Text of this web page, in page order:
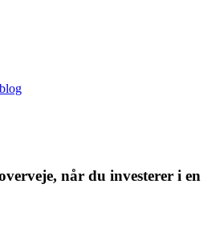
når du investerer i en